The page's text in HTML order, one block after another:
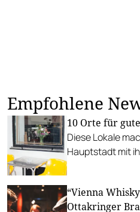
Empfohlene
10 Orte für
Diese Lokale
Hauptstadt mit
“Vienna
Ottakringer